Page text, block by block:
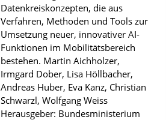
Datenkreiskonzepten, die aus
Verfahren, Methoden und Tools zur
Umsetzung neuer, innovativer AI-
Funktionen im Mobilitätsbereich
bestehen. Martin Aichholzer,
Irmgard Dober, Lisa Höllbacher,
Andreas Huber, Eva Kanz, Christian
Schwarzl, Wolfgang Weiss
Herausgeber: Bundesministerium